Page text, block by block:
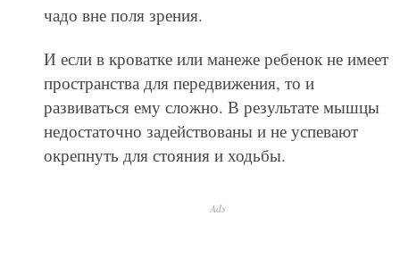
чадо вне поля зрения.
И если в кроватке или манеже ребенок не имеет
пространства для передвижения, то и
развиваться ему сложно. В результате мышцы
недостаточно задействованы и не успевают
окрепнуть для стояния и ходьбы.
Ads